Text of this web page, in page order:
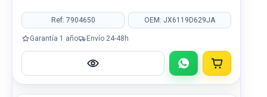
Ref: 7904650 OEM: JX6119D629JA
Garantía 1 año Envío 24-48h